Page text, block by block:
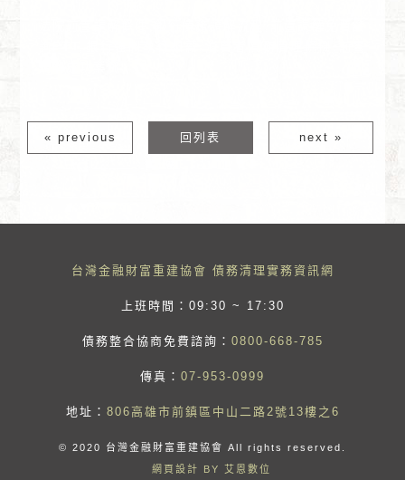
« previous 回列表 next »
台灣金融財富重建協會 債務清理實務資訊網
上班時間：09:30 ~ 17:30
債務整合協商免費諮詢： 0800-668-785
傳真： 07-953-0999
地址： 806高雄市前鎮區中山二路2號13樓之6
© 2020 台灣金融財富重建協會 All rights reserved.
網頁設計 BY 艾恩數位